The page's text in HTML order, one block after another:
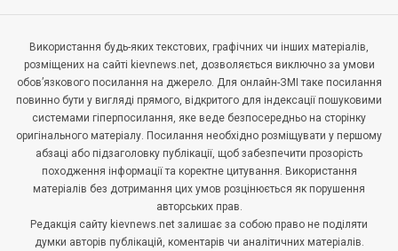
Використання будь-яких текстових, графічних чи інших матеріалів,
розміщених на сайті kievnews.net, дозволяється виключно за умови
обов’язкового посилання на джерело. Для онлайн-ЗМІ таке посилання
повинно бути у вигляді прямого, відкритого для індексації пошуковими
системами гіперпосилання, яке веде безпосередньо на сторінку
оригінального матеріалу. Посилання необхідно розміщувати у першому
абзаці або підзаголовку публікації, щоб забезпечити прозорість
походження інформації та коректне цитування. Використання
матеріалів без дотримання цих умов розцінюється як порушення
авторських прав.
Редакція сайту kievnews.net залишає за собою право не поділяти
думки авторів публікацій, коментарів чи аналітичних матеріалів.